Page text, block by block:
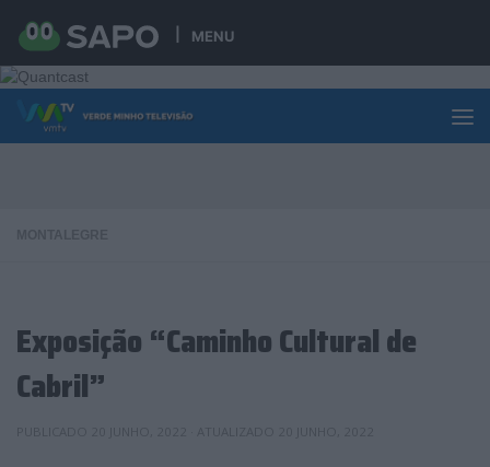
MENU
Skip to content
Exposição “Caminho Cultural de
Cabril”